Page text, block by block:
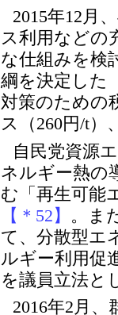
2015年12月
ス利用などの
な仕組みを検
綱を決定した
対策のための
ス（260円/t）
自民党資源
ネルギー熱の
む「再生可能
【＊52】 。ま
て、分散型エ
ルギー利用促
を議員立法と
2016年2月